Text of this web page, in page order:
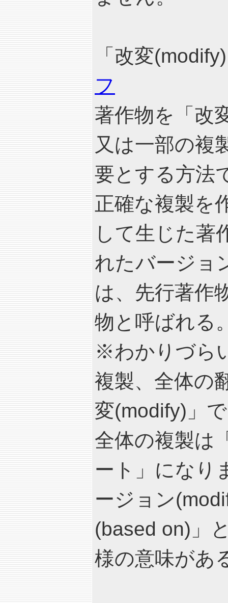
「改変
フ
著作物を「改
又は一部の複
要とする方法
正確な複製を
して生じた著
れたバージョ
は、先行著作
物と呼ばれる
※わかりづら
複製、全体の
変(modify)」
全体の複製は
ート」になり
ージョン
(based on)」
様の意味があ